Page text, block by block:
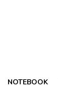
NOTEBOOK